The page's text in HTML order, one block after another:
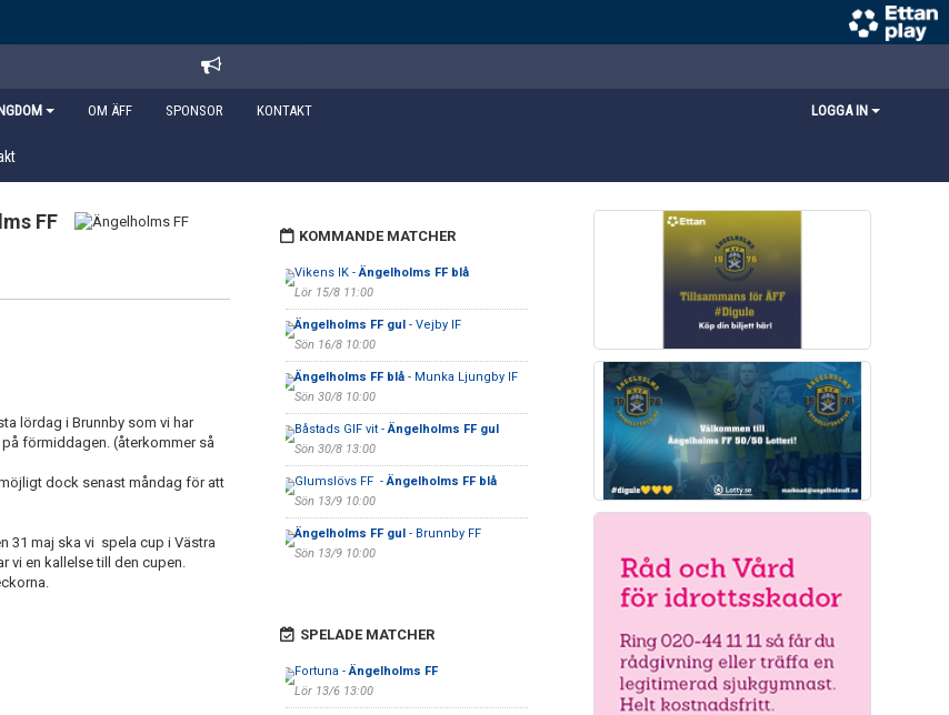
OM ÄFF SPONSOR KONTAKT LOGGA IN
FF
lördag i Brunnby som vi har
förmiddagen. (återkommer så
dock senast måndag för att
31 maj ska vi spela cup i Västra
vi en kallelse till den cupen.
KOMMANDE MATCHER
Vikens IK -Ängelholms FF blå
Lör 15/8 11:00
Ängelholms FF gul- Vejby IF
Sön 16/8 10:00
Ängelholms FF blå- Munka Ljungby IF
Sön 30/8 10:00
Båstads GIF vit -Ängelholms FF gul
Sön 30/8 13:00
Glumslövs FF -Ängelholms FF blå
Sön 13/9 10:00
Ängelholms FF gul- Brunnby FF
Sön 13/9 10:00
SPELADE MATCHER
Fortuna -Ängelholms FF
Lör 13/6 13:00